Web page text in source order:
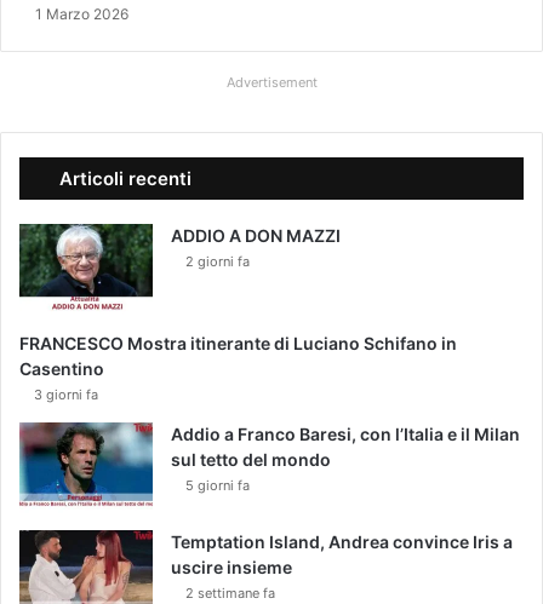
o
t
t
u
l
l
s
c
d
a
l
l
i
1 Marzo 2026
Advertisement
Articoli recenti
ADDIO A DON MAZZI
2 giorni fa
FRANCESCO Mostra itinerante di Luciano Schifano in
Casentino
3 giorni fa
Addio a Franco Baresi, con l’Italia e il Milan
sul tetto del mondo
5 giorni fa
Temptation Island, Andrea convince Iris a
uscire insieme
2 settimane fa